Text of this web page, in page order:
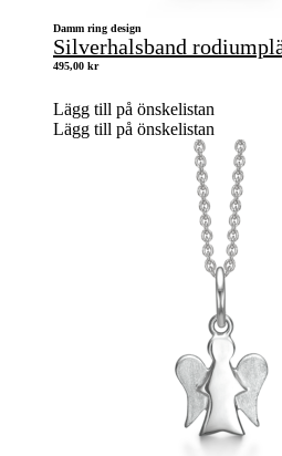
Damm ring design
Silverhalsband
495,00 kr
Lägg till på önskelistan
Lägg till på önskelistan